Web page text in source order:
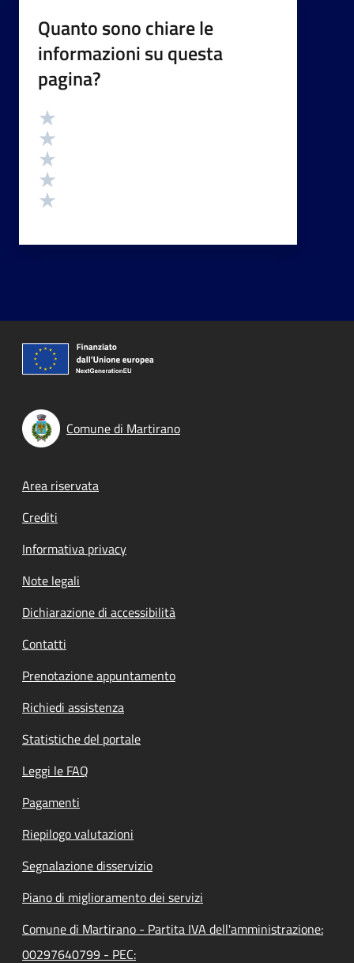
Quanto sono chiare le
informazioni su questa
pagina?
Valutazione
Comune di Martirano
Footer menu
Area riservata
Crediti
Informativa privacy
Note legali
Dichiarazione di accessibilità
Contatti
Prenotazione appuntamento
Richiedi assistenza
Statistiche del portale
Leggi le FAQ
Pagamenti
Riepilogo valutazioni
Segnalazione disservizio
Piano di miglioramento dei servizi
Comune di Martirano - Partita IVA dell'amministrazione:
00297640799 - PEC: